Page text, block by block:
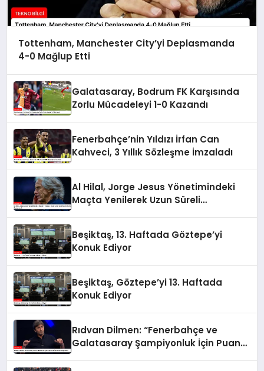
Tottenham, Manchester City’yi Deplasmanda
4-0 Mağlup Etti
Galatasaray, Bodrum FK Karşısında
Zorlu Mücadeleyi 1-0 Kazandı
Fenerbahçe’nin Yıldızı İrfan Can
Kahveci, 3 Yıllık Sözleşme İmzaladı
Al Hilal, Jorge Jesus Yönetimindeki
Maçta Yenilerek Uzun Süreli
Beşiktaş, 13. Haftada Göztepe’yi
Konuk Ediyor
Beşiktaş, Göztepe’yi 13. Haftada
Konuk Ediyor
Rıdvan Dilmen: “Fenerbahçe ve
Galatasaray Şampiyonluk İçin Puan